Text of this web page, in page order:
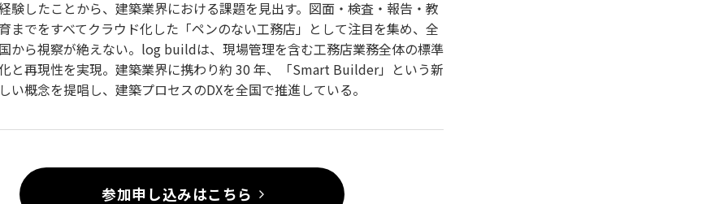
験したことから、建築業界における課題を見出す。図面・検査・報告・教
までをすべてクラウド化した「ペンのない工務店」として注目を集め、全
から視察が絶えない。log buildは、現場管理を含む工務店業務全体の標準
と再現性を実現。建築業界に携わり約 30 年、「Smart Builder」という新
い概念を提唱し、建築プロセスのDXを全国で推進している。
参加申し込みはこちら